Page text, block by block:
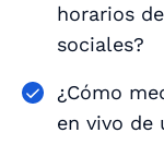
horarios
sociales?
¿Cómo
en vivo de